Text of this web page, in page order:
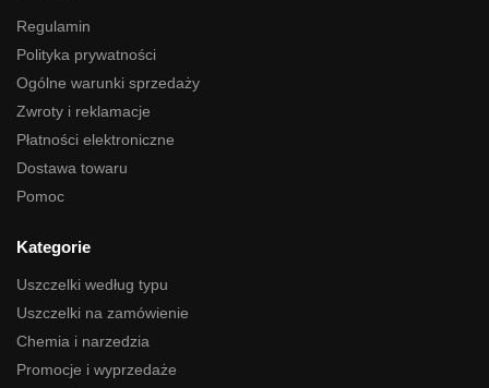
Regulamin
Polityka prywatności
Ogólne warunki sprzedaży
Zwroty i reklamacje
Płatności elektroniczne
Dostawa towaru
Pomoc
Kategorie
Uszczelki według typu
Uszczelki na zamówienie
Chemia i narzedzia
Promocje i wyprzedaże